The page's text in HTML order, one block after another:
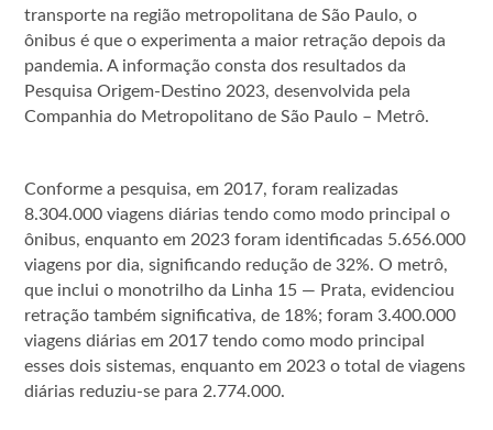
transporte na região metropolitana de São Paulo, o
ônibus é que o experimenta a maior retração depois da
pandemia. A informação consta dos resultados da
Pesquisa Origem-Destino 2023, desenvolvida pela
Companhia do Metropolitano de São Paulo – Metrô.
Conforme a pesquisa, em 2017, foram realizadas
8.304.000 viagens diárias tendo como modo principal o
ônibus, enquanto em 2023 foram identificadas 5.656.000
viagens por dia, significando redução de 32%. O metrô,
que inclui o monotrilho da Linha 15 — Prata, evidenciou
retração também significativa, de 18%; foram 3.400.000
viagens diárias em 2017 tendo como modo principal
esses dois sistemas, enquanto em 2023 o total de viagens
diárias reduziu-se para 2.774.000.